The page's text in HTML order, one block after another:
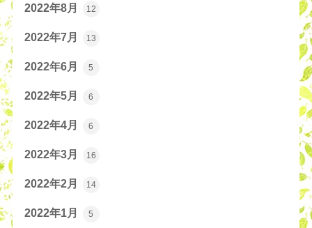
2022年8月 12
2022年7月 13
2022年6月 5
2022年5月 6
2022年4月 6
2022年3月 16
2022年2月 14
2022年1月 5